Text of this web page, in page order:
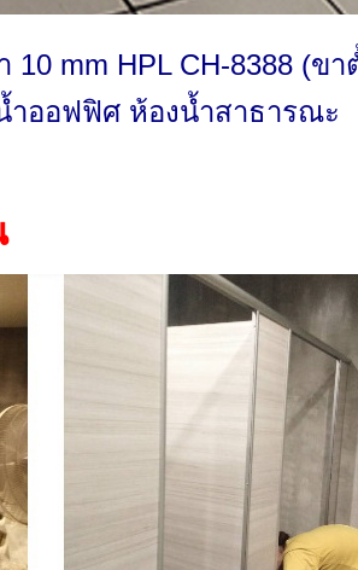
10 mm HPL CH-8388 (
ำออฟฟิศ ห้องน้ำสาธารณะ